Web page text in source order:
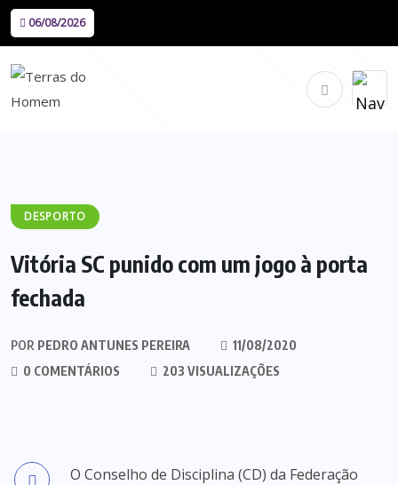
06/08/2026
DESPORTO
Vitória SC punido com um jogo à porta
fechada
POR PEDRO ANTUNES PEREIRA
11/08/2020
0 COMENTÁRIOS
203 VISUALIZAÇÕES
O Conselho de Disciplina (CD) da Federação